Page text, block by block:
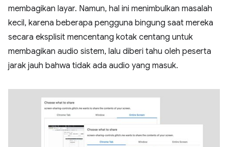
membagikan layar. Namun, hal ini menimbulkan masalah
kecil, karena beberapa pengguna bingung saat mereka
secara eksplisit mencentang kotak centang untuk
membagikan audio sistem, lalu diberi tahu oleh peserta
jarak jauh bahwa tidak ada audio yang masuk.